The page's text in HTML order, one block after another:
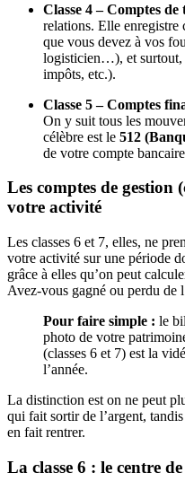
Classe 4 – Comptes de
relations. Elle enregistre
que vous devez à vos
logisticien…), et surtout,
impôts, etc.).
Classe 5 – Comptes
On y suit tous les
célèbre est le 512
de votre compte
Les comptes de gestion
votre activité
Les classes 6 et 7, elles, ne
votre activité sur une période
grâce à elles qu’on peut
Avez-vous gagné ou perdu de
Pour faire simple : le
photo de votre
(classes 6 et 7) est la
l’année.
La distinction est on ne peut
qui fait sortir de l’argent,
en fait rentrer.
La classe 6 : le centre